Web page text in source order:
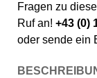
Fragen zu
Ruf an! +43 (0)
oder sende ein